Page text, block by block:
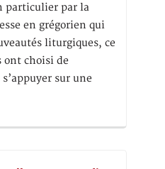
particulier par la
en grégorien qui
liturgiques, ce
ont choisi de
sur une